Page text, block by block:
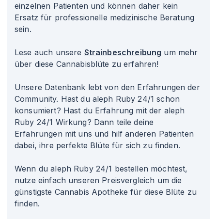
einzelnen Patienten und können daher kein
Ersatz für professionelle medizinische Beratung
sein.
Lese auch unsere Strainbeschreibung um mehr
über diese Cannabisblüte zu erfahren!
Unsere Datenbank lebt von den Erfahrungen der
Community. Hast du aleph Ruby 24/1 schon
konsumiert? Hast du Erfahrung mit der aleph
Ruby 24/1 Wirkung? Dann teile deine
Erfahrungen mit uns und hilf anderen Patienten
dabei, ihre perfekte Blüte für sich zu finden.
Wenn du aleph Ruby 24/1 bestellen möchtest,
nutze einfach unseren Preisvergleich um die
günstigste Cannabis Apotheke für diese Blüte zu
finden.